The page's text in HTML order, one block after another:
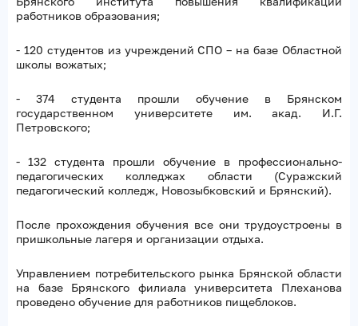
работников образования;
- 120 студентов из учреждений СПО – на базе Областной
школы вожатых;
- 374 студента прошли обучение в Брянском
государственном университете им. акад. И.Г.
Петровского;
- 132 студента прошли обучение в профессионально-
педагогических колледжах области (Суражский
педагогический колледж, Новозыбковский и Брянский).
После прохождения обучения все они трудоустроены в
пришкольные лагеря и организации отдыха.
Управлением потребительского рынка Брянской области
на базе Брянского филиала университета Плеханова
проведено обучение для работников пищеблоков.